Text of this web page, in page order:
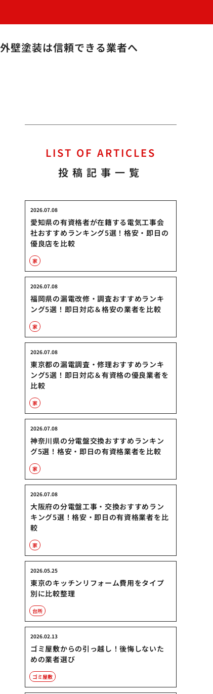
外壁塗装は信頼できる業者へ
LIST OF ARTICLES
投稿記事一覧
愛知県の有資格者が在籍する電気工事会
社おすすめランキング5選！格安・即日の
優良店を比較
2026.07.08
家
福岡県の漏電改修・調査おすすめランキ
ング5選！即日対応＆格安の業者を比較
2026.07.08
家
東京都の漏電調査・修理おすすめランキ
ング5選！即日対応＆有資格の優良業者を
比較
2026.07.08
家
神奈川県の分電盤交換おすすめランキン
グ5選！格安・即日の有資格業者を比較
2026.07.08
家
大阪府の分電盤工事・交換おすすめラン
キング5選！格安・即日の有資格業者を比
較
2026.07.08
家
東京のキッチンリフォーム費用をタイプ
別に比較整理
2026.05.25
台所
ゴミ屋敷からの引っ越し！後悔しないた
めの業者選び
2026.02.13
ゴミ屋敷